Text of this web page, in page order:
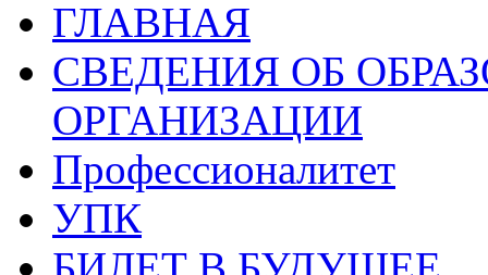
ГЛАВНАЯ
СВЕДЕНИЯ ОБ
ОРГАНИЗАЦИИ
Профессионалитет
УПК